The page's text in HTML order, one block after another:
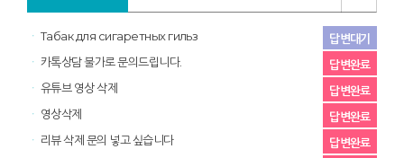
Табак для сигаретных гильз
답변대기
카톡상담 불가로 문의드립니다.
답변완료
유튜브 영상 삭제
답변완료
영상삭제
답변완료
리뷰 삭제 문의 넣고 싶습니다
답변완료